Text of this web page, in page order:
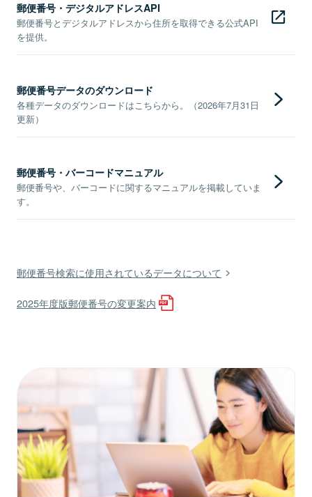
郵便番号・デジタルアドレスAPI
郵便番号とデジタルアドレスから住所を取得できる公式API
を提供。
郵便番号データのダウンロード
各種データのダウンロードはこちらから。（2026年7月31日
更新）
郵便番号・バーコードマニュアル
郵便番号や、バーコードに関するマニュアルを掲載していま
す。
郵便番号検索に使用されているデータについて
2025年度版郵便番号の変更案内